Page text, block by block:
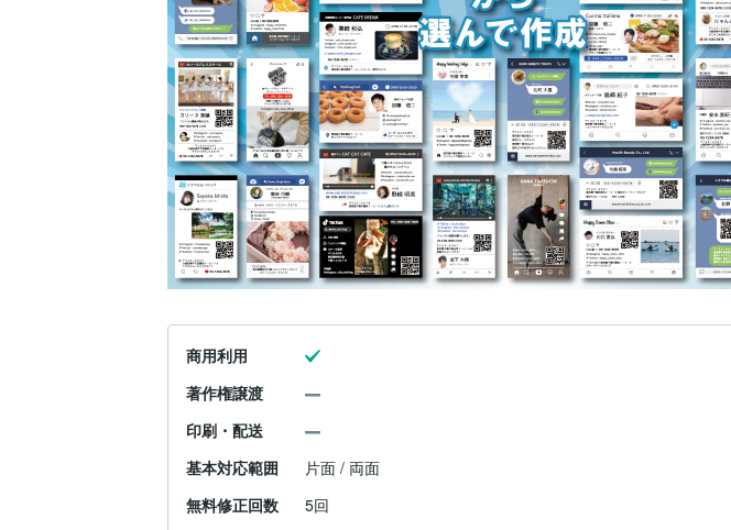
商用利用
著作権譲渡
印刷・配送
基本対応範囲
片面 / 両面
無料修正回数
5回